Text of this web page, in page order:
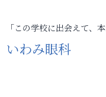
「この学校に出会えて、
いわみ眼科